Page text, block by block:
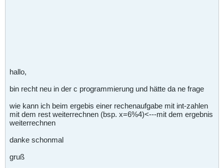
hallo,
bin recht neu in der c programmierung und hätte da ne frage
wie kann ich beim ergebis einer rechenaufgabe mit int-zahlen
mit dem rest weiterrechnen (bsp. x=6%4)<---mit dem ergebnis
weiterrechnen
danke schonmal
gruß